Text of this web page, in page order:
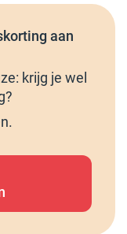
aan
krijg je wel